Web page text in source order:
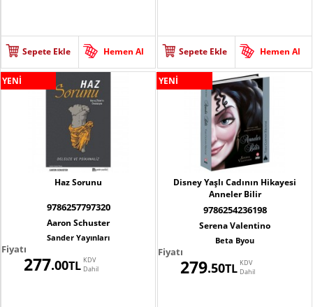
Hemen Al
Sepete Ekle Hemen Al
Sepete Ekle
YENİ
Haz Sorunu
9786257797320
Aaron Schuster
Sander Yayınları
Fiyatı
KDV
Dahil
TL
.00
277
YENİ
Disney Yaşlı Cadının Hikayesi
Anneler Bilir
9786254236198
Serena Valentino
Beta Byou
Fiyatı
KDV
Dahil
TL
.50
279